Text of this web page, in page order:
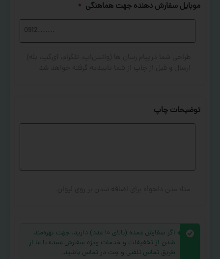
موبایل سفارش دهنده جهت هماهنگی *
توضیحات چاپ
اگر سفارش عمده (بالای ۱۰ عدد) دارید، جهت بهره‌مند
شدن از تخفیفات و خدمات ویژه سفارش عمده با ما از
طریق تماس تلفنی و چت در تماس باشید.